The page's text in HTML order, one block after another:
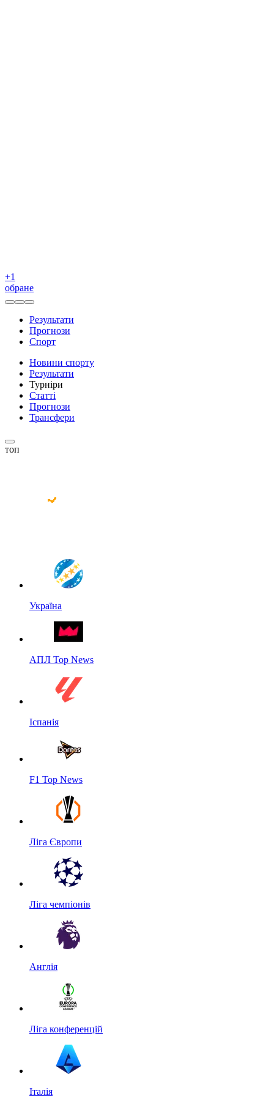
+1
обране
Результати
Прогнози
Спорт
Новини спорту
Результати
Турніри
Статті
Прогнози
Трансфери
топ
Україна
АПЛ Top News
Іспанія
F1 Top News
Ліга Європи
Ліга чемпіонів
Англія
Ліга конференцій
Італія